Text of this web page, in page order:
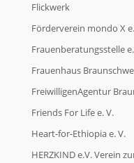
Flickwerk
Förderverein mondo X
Frauenberatungsstelle
Frauenhaus
FreiwilligenAgentur
Friends For Life e. V.
Heart-for-Ethiopia e. V.
HERZKIND e.V. Verein